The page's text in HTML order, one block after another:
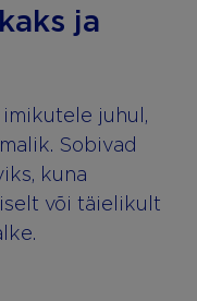
ja
juhul,
Sobivad
kuna
või täielikult